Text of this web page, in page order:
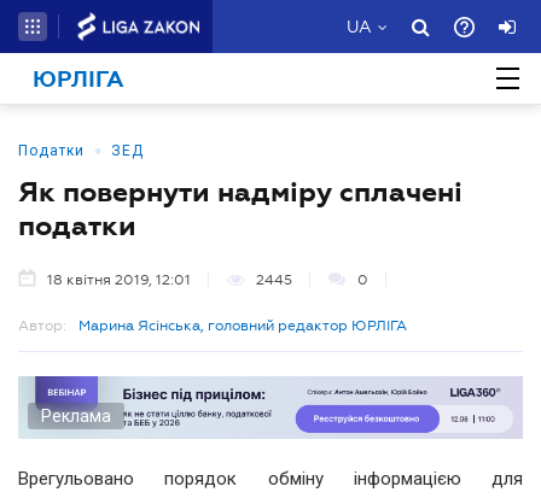
UA
ЮРЛІГА
Податки • ЗЕД
Як повернути надміру сплачені
податки
18 квітня 2019, 12:01 2445 0
Автор: Марина Ясінська, головний редактор ЮРЛІГА
Реклама
Врегульовано порядок обміну інформацією для